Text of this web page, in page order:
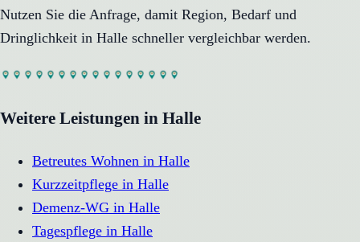
Nutzen Sie die Anfrage, damit Region, Bedarf und
Dringlichkeit in Halle schneller vergleichbar werden.
Weitere Leistungen in Halle
Betreutes Wohnen in Halle
Kurzzeitpflege in Halle
Demenz-WG in Halle
Tagespflege in Halle